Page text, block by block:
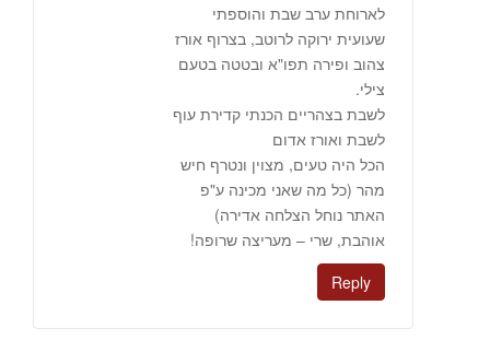
לארוחת ערב שבת והוספתי
שעועית ירוקה לרוטב, בצרוף אורז
צהוב ופירה תפו"א ובטטה בטעם
צילי.
לשבת בצהריים הכנתי קדירת עוף
לשבת ואורז אדום
הכל היה טעים, מצוין ונטרף חיש
מהר (כל מה שאני מכינה ע"פ
האתר נוחל הצלחה אדירה)
אוהבת, שרי – מעריצה שרופה!
Reply